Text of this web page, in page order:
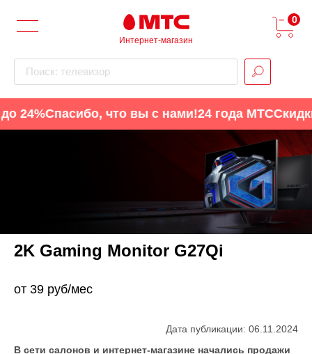
Интернет-магазин
Поиск: телевизор
0
24%Спасибо, что вы с нами!24 года МТССкидки
2K Gaming Monitor G27Qi
от 39 руб/мес
Дата публикации: 06.11.2024
В сети салонов и интернет-магазине начались продажи